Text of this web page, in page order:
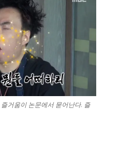
거움이 논문에서 묻어난다. 즐